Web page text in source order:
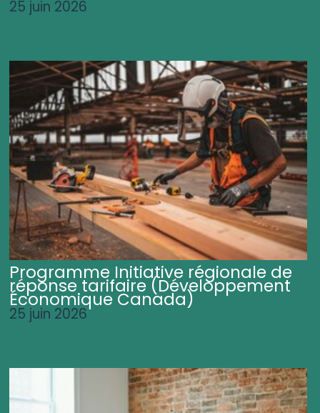
25 juin 2026
Programme Initiative régionale de
réponse tarifaire (Développement
Économique Canada)
25 juin 2026